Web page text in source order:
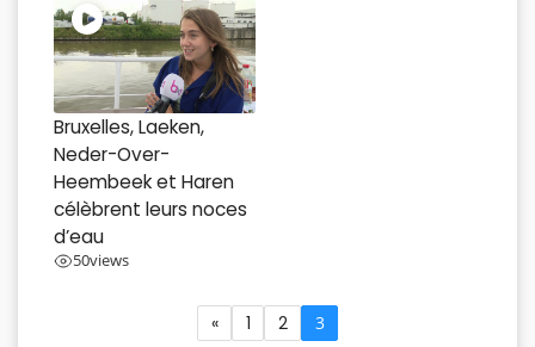
Bruxelles, Laeken,
Neder-Over-
Heembeek et Haren
célèbrent leurs noces
d’eau
50views
« 1 2 3